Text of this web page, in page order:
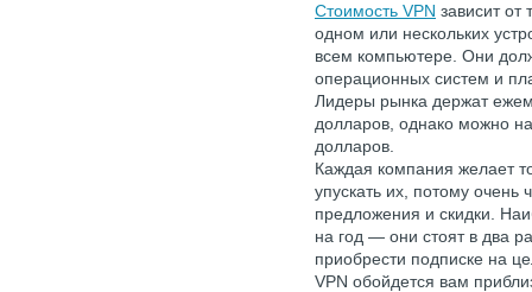
Стоимость VPN зависит от
одном или нескольких
всем компьютере. Они
операционных систем и
Лидеры рынка держат
долларов, однако можно
долларов.
Каждая компания желает
упускать их, потому очень
предложения и скидки.
на год — они стоят в два
приобрести подписке на
VPN обойдется вам